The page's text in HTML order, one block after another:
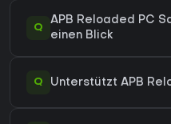
Q
APB Reloaded PC
einen Blick
Q Unterstützt APB